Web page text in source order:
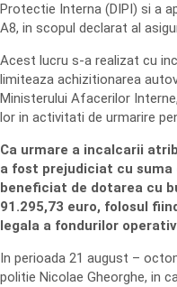
Protectie Interna (DIPI) si a
A8, in scopul declarat al
Acest lucru s-a realizat cu
limiteaza achizitionarea
Ministerului Afacerilor
lor in activitati de urmarire
Ca urmare a incalcarii
a fost prejudiciat cu suma
beneficiat de dotarea cu
91.295,73 euro, folosul
legala a fondurilor
In perioada 21 august –
politie Nicolae Gheorghe, in